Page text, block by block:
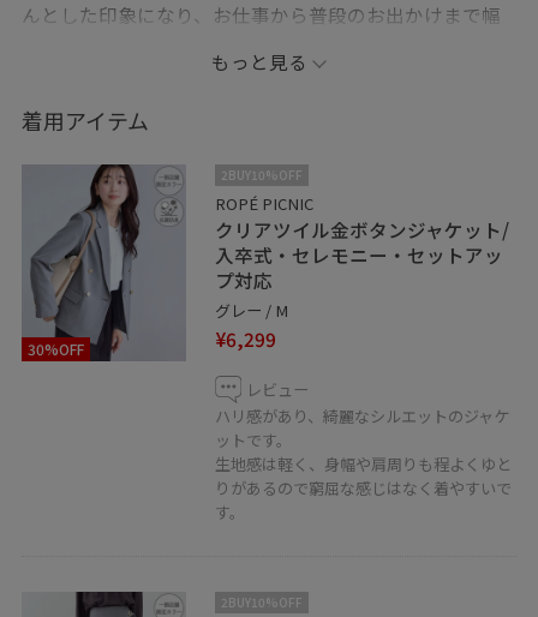
んとした印象になり、お仕事から普段のお出かけまで幅
もっと見る
着用アイテム
30%OFF
2BUY10%OFF
ROPÉ PICNIC
クリアツイル金ボタンジャケット/
入卒式・セレモニー・セットアッ
プ対応
グレー / M
¥6,299
レビュー
ハリ感があり、綺麗なシルエットのジャケ
ットです。
生地感は軽く、身幅や肩周りも程よくゆと
りがあるので窮屈な感じはなく着やすいで
す。
2BUY10%OFF